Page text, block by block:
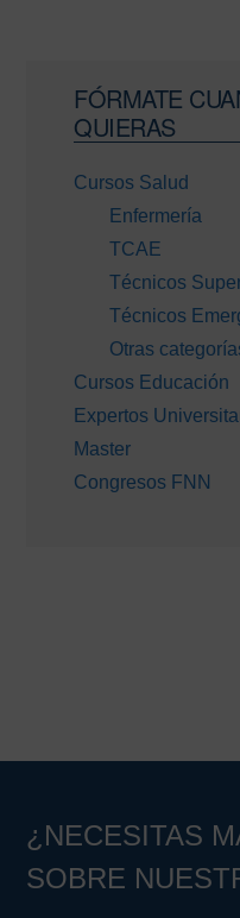
Barra
lateral
principal
FÓRMATE
QUIERAS
Cursos Salud
Enfermería
TCAE
Técnicos
Técnicos
Otras
Cursos Educación
Expertos
Master
Congresos FNN
¿NECESITAS
SOBRE